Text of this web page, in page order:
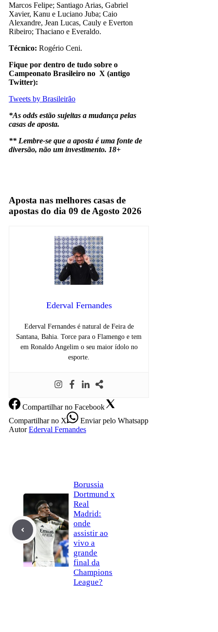
Marcos Felipe; Santiago Arias, Gabriel
Xavier, Kanu e Luciano Juba; Caio
Alexandre, Jean Lucas, Cauly e Everton
Ribeiro; Thaciano e Everaldo.
Técnico: Rogério Ceni.
Fique por dentro de tudo sobre o
Campeonato Brasileiro no X (antigo
Twitter):
Tweets by Brasileirão
*As odds estão sujeitas a mudança pelas
casas de aposta.
** Lembre-se que a aposta é uma fonte de
diversão, não um investimento. 18+
Aposta nas melhores casas de
apostas do dia 09 de Agosto 2026
Ederval Fernandes
Ederval Fernandes é natural de Feira de
Santana, Bahia. Torce para o Flamengo e tem
em Ronaldo Angelim o seu maior ídolo no
esporte.
Compartilharno Facebook
Compartilharno X Enviarpelo Whatsapp
Autor Ederval Fernandes
Borussia
Dortmund x
Real
Madrid:
onde
assistir ao
vivo a
grande
final da
Champions
League?